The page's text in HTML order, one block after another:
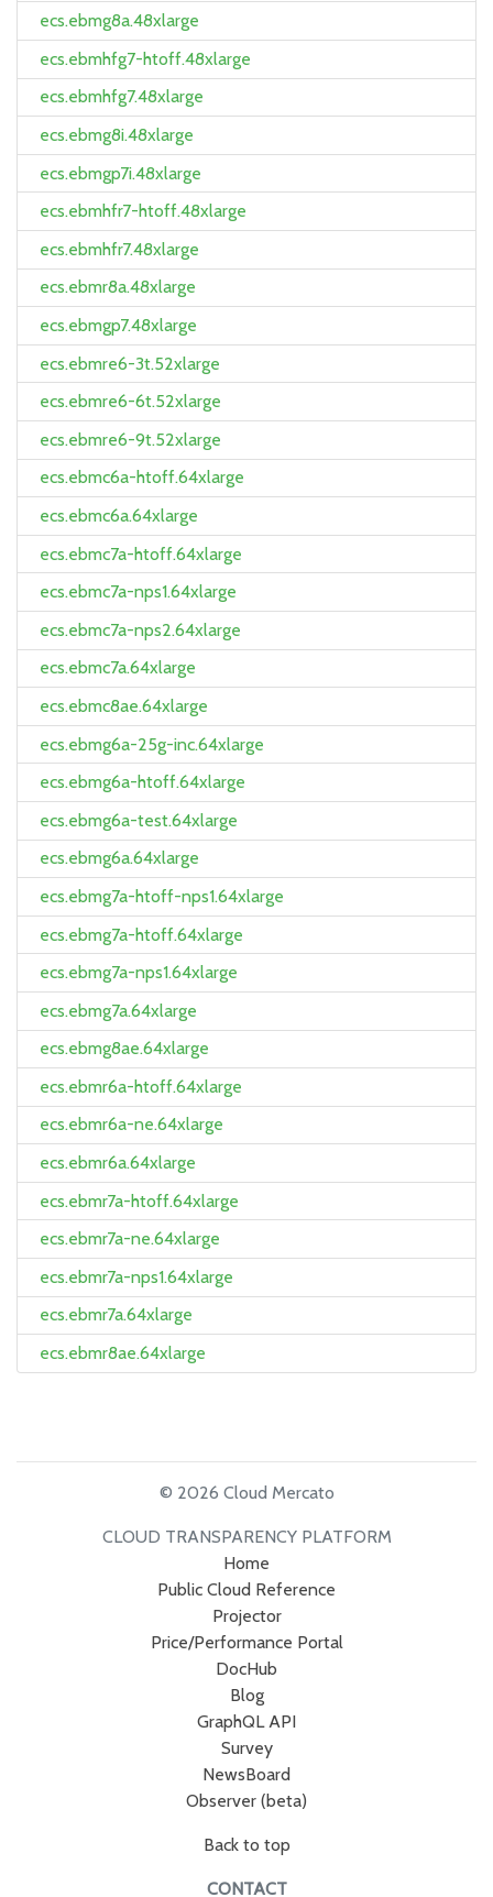
ecs.ebmg8a.48xlarge
ecs.ebmhfg7-htoff.48xlarge
ecs.ebmhfg7.48xlarge
ecs.ebmg8i.48xlarge
ecs.ebmgp7i.48xlarge
ecs.ebmhfr7-htoff.48xlarge
ecs.ebmhfr7.48xlarge
ecs.ebmr8a.48xlarge
ecs.ebmgp7.48xlarge
ecs.ebmre6-3t.52xlarge
ecs.ebmre6-6t.52xlarge
ecs.ebmre6-9t.52xlarge
ecs.ebmc6a-htoff.64xlarge
ecs.ebmc6a.64xlarge
ecs.ebmc7a-htoff.64xlarge
ecs.ebmc7a-nps1.64xlarge
ecs.ebmc7a-nps2.64xlarge
ecs.ebmc7a.64xlarge
ecs.ebmc8ae.64xlarge
ecs.ebmg6a-25g-inc.64xlarge
ecs.ebmg6a-htoff.64xlarge
ecs.ebmg6a-test.64xlarge
ecs.ebmg6a.64xlarge
ecs.ebmg7a-htoff-nps1.64xlarge
ecs.ebmg7a-htoff.64xlarge
ecs.ebmg7a-nps1.64xlarge
ecs.ebmg7a.64xlarge
ecs.ebmg8ae.64xlarge
ecs.ebmr6a-htoff.64xlarge
ecs.ebmr6a-ne.64xlarge
ecs.ebmr6a.64xlarge
ecs.ebmr7a-htoff.64xlarge
ecs.ebmr7a-ne.64xlarge
ecs.ebmr7a-nps1.64xlarge
ecs.ebmr7a.64xlarge
ecs.ebmr8ae.64xlarge
© 2026 Cloud Mercato
CLOUD TRANSPARENCY PLATFORM
Home
Public Cloud Reference
Projector
Price/Performance Portal
DocHub
Blog
GraphQL API
Survey
NewsBoard
Observer (beta)
Back to top
CONTACT